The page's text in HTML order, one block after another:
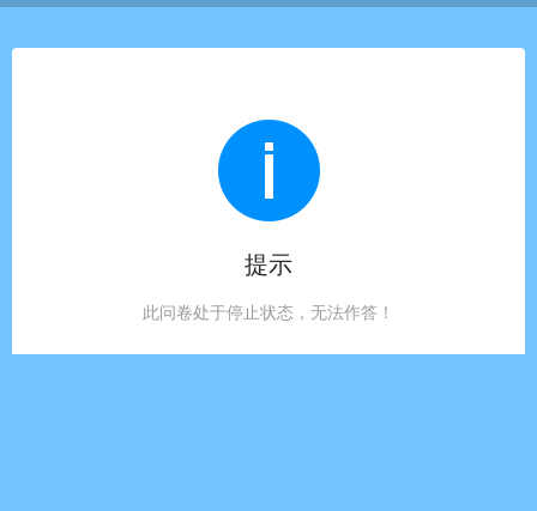
提示
此问卷处于停止状态，无法作答！